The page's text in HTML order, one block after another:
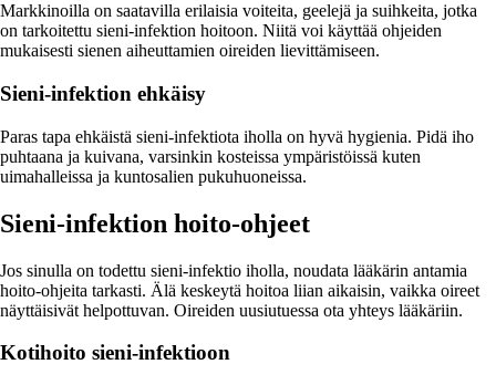
Markkinoilla on saatavilla erilaisia voiteita, geelejä ja suihkeita, jotka
on tarkoitettu sieni-infektion hoitoon. Niitä voi käyttää ohjeiden
mukaisesti sienen aiheuttamien oireiden lievittämiseen.
Sieni-infektion ehkäisy
Paras tapa ehkäistä sieni-infektiota iholla on hyvä hygienia. Pidä iho
puhtaana ja kuivana, varsinkin kosteissa ympäristöissä kuten
uimahalleissa ja kuntosalien pukuhuoneissa.
Sieni-infektion hoito-ohjeet
Jos sinulla on todettu sieni-infektio iholla, noudata lääkärin antamia
hoito-ohjeita tarkasti. Älä keskeytä hoitoa liian aikaisin, vaikka oireet
näyttäisivät helpottuvan. Oireiden uusiutuessa ota yhteys lääkäriin.
Kotihoito sieni-infektioon